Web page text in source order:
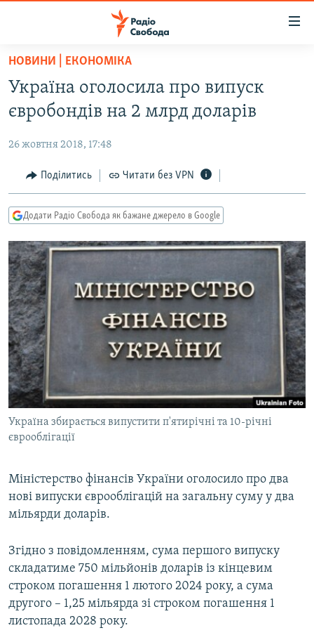
Перейти
основного
матеріалу
Перейти
до
навігації
Перейти
до
ВСЕ ЗА ДОБУ
СТАТТІ
ПОЛІТИКА
ЕКОНОМІКА
КУЛЬТУРА
СПОРТ
УКРАЇНА
СВІТ
ВІЙНА
РОСІЙСЬКА «ФІЛЬТРАЦІЯ»
КРИМ.РЕАЛІЇ
ТИ ЯК?
СХЕМИ
КИТАЙ.ВИКЛИКИ
МУЛЬТИМЕДІА
ФОТО
СПЕЦПРОЄКТИ
ПОДКАСТИ
КРИМ РЕАЛІЇ
УКР
КТАТ
ДОЛУЧАЙСЯ!
НОВИНИ | ЕКОНОМІКА
Україна оголосила про випуск
євробондів на 2 млрд доларів
26 жовтня 2018, 17:48
Поділитись Читати без VPN
Додати Радіо Свобода як бажане джерело в Google
Україна збирається випустити п'ятирічні та 10-річні
єврооблігації
Міністерство фінансів України оголосило про два
нові випуски єврооблігацій на загальну суму у два
мільярди доларів.
Згідно з повідомленням, сума першого випуску
складатиме 750 мільйонів доларів із кінцевим
строком погашення 1 лютого 2024 року, а сума
другого – 1,25 мільярда зі строком погашення 1
листопада 2028 року.